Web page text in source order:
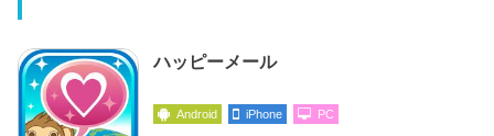
ハッピーメール
Android iPhone PC